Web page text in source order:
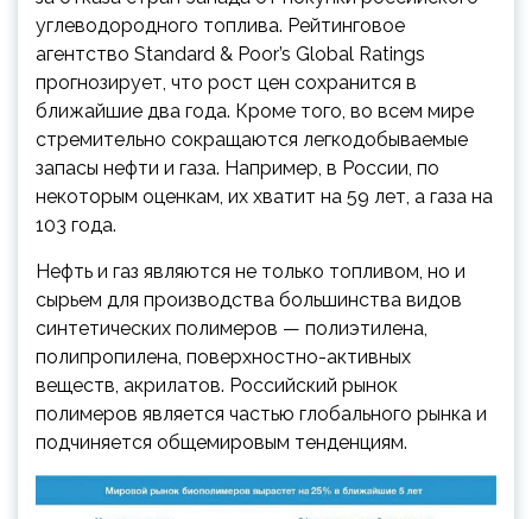
углеводородного топлива. Рейтинговое
агентство Standard & Poor’s Global Ratings
прогнозирует, что рост цен сохранится в
ближайшие два года. Кроме того, во всем мире
стремительно сокращаются легкодобываемые
запасы нефти и газа. Например, в России, по
некоторым оценкам, их хватит на 59 лет, а газа на
103 года.
Нефть и газ являются не только топливом, но и
сырьем для производства большинства видов
синтетических полимеров — полиэтилена,
полипропилена, поверхностно-активных
веществ, акрилатов. Российский рынок
полимеров является частью глобального рынка и
подчиняется общемировым тенденциям.